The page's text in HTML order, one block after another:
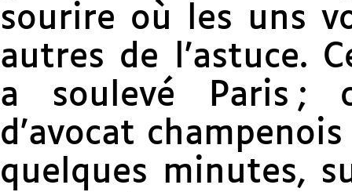
sourire où les uns
autres de l’astuce.
a soulevé Paris ;
d’avocat
quelques minutes,